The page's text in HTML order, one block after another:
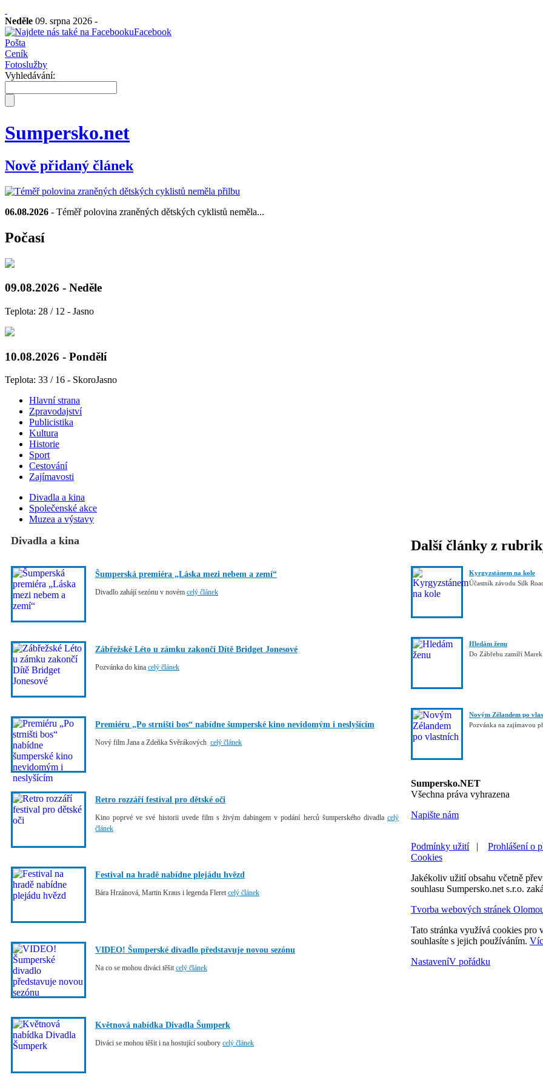
Neděle 09. srpna 2026 -
Facebook
Pošta
Ceník
Fotoslužby
Vyhledávání:
Sumpersko.net
Nově přidaný článek
06.08.2026 - Téměř polovina zraněných dětských cyklistů neměla...
Počasí
09.08.2026 - Neděle
Teplota: 28 / 12 - Jasno
10.08.2026 - Pondělí
Teplota: 33 / 16 - SkoroJasno
Hlavní strana
Zpravodajství
Publicistika
Kultura
Historie
Sport
Cestování
Zajímavosti
Divadla a kina
Společenské akce
Muzea a výstavy
Divadla a kina
Šumperská premiéra „Láska mezi nebem a zemí“
Divadlo zahájí sezónu v novém celý článek
Zábřežské Léto u zámku zakončí Dítě Bridget Jonesové
Pozvánka do kina celý článek
Premiéru „Po strništi bos“ nabídne šumperské kino nevidomým i neslyšícím
Nový film Jana a Zdeňka Svěrákových celý článek
Retro rozzáří festival pro dětské oči
Kino poprvé ve své historii uvede film s živým dabingem v podání herců šumperského divadla celý
článek
Festival na hradě nabídne plejádu hvězd
Bára Hrzánová, Martin Kraus i legenda Fleret celý článek
VIDEO! Šumperské divadlo představuje novou sezónu
Na co se mohou diváci těšit celý článek
Květnová nabídka Divadla Šumperk
Diváci se mohou těšit i na hostující soubory celý článek
Další články z
Kyrgyzstánem na kole
Účastník závodu Silk
Hledám ženu
Do Zábřehu zamíří
Novým Zélandem po
Pozvánka na zajímavou
Sumpersko.NET
Všechna práva vyhrazena
Napište nám
Podmínky užití
Prohlášení o
Cookies
Jakékoliv užití obsahu včetně
souhlasu Sumpersko.net s.r.o.
Tvorba webových stránek
Tato stránka využívá cookies pro
souhlasíte s jejich používáním.
NastaveníV pořádku